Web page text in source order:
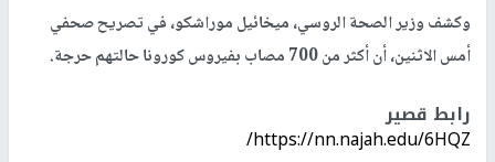
وكشف وزير الصحة الروسي، ميخائيل موراشكو، في تصريح صحفي
أمس الاثنين، أن أكثر من 700 مصاب بفيروس كورونا حالتهم حرجة.
رابط قصير
https://nn.najah.edu/6HQZ/